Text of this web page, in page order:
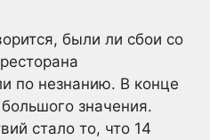
были ли сбои со
по незнанию. В конце
значения.
стало то, что 14